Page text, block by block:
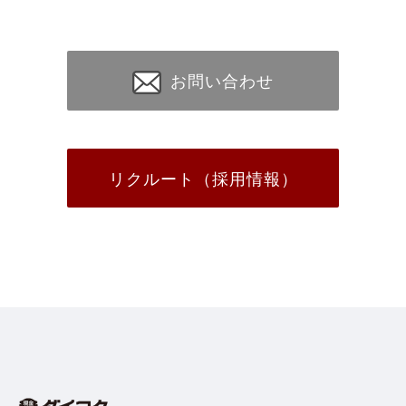
お問い合わせ
リクルート（採用情報）